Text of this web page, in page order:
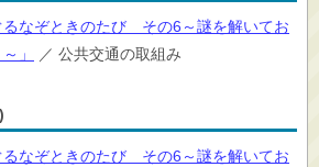
るなぞときのたび その6～謎を解いてお
」
／ 公共交通の取組み
るなぞときのたび その6～謎を解いてお